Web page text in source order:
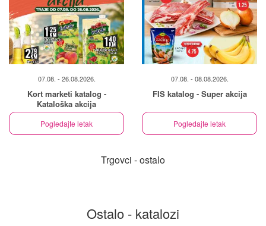
07.08. - 26.08.2026.
Kort marketi katalog -
Kataloška akcija
Pogledajte letak
07.08. - 08.08.2026.
FIS katalog - Super akcija
Pogledajte letak
Trgovci - ostalo
Ostalo - katalozi